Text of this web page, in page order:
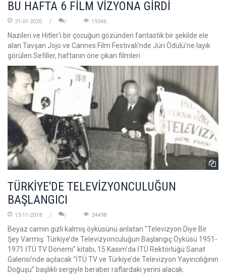
BU HAFTA 6 FİLM VİZYONA GİRDİ
31-01-2020 19346
Nazileri ve Hitler'i bir çocuğun gözünden fantastik bir şekilde ele
alan Tavşan Jojo ve Cannes Film Festivali'nde Jüri Ödülü'ne layık
görülen Sefiller, haftanın öne çıkan filmleri
TÜRKİYE'DE TELEVİZYONCULUĞUN
BAŞLANGICI
13-11-2018 24498
Beyaz camın gizli kalmış öyküsünü anlatan "Televizyon Diye Bir
Şey Varmış: Türkiye’de Televizyonculuğun Başlangıç Öyküsü 1951-
1971 İTÜ TV Dönemi" kitabı, 15 Kasım'da İTÜ Rektörlüğü Sanat
Galerisi’nde açılacak “İTÜ TV ve Türkiye’de Televizyon Yayıncılığının
Doğuşu” başlıklı sergiyle beraber raflardaki yerini alacak.